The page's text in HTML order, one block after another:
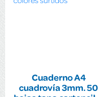
Cuaderno A4
cuadrovía 3mm. 50